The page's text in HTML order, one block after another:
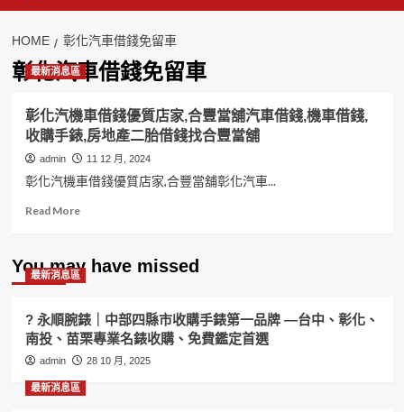
HOME 彰化汽車借錢免留車
彰化汽車借錢免留車
最新消息區
彰化汽機車借錢優質店家,合豐當舖汽車借錢,機車借錢,
收購手錶,房地產二胎借錢找合豐當舖
admin 11 12 月, 2024
彰化汽機車借錢優質店家,合豐當舖彰化汽車...
Read MoreRead
彰
化
機
車
借
錢
優
質
You may have missed
最新消息區
? 永順腕錶｜中部四縣市收購手錶第一品牌 —台中、彰化、
南投、苗栗專業名錶收購、免費鑑定首選
admin 28 10 月, 2025
最新消息區